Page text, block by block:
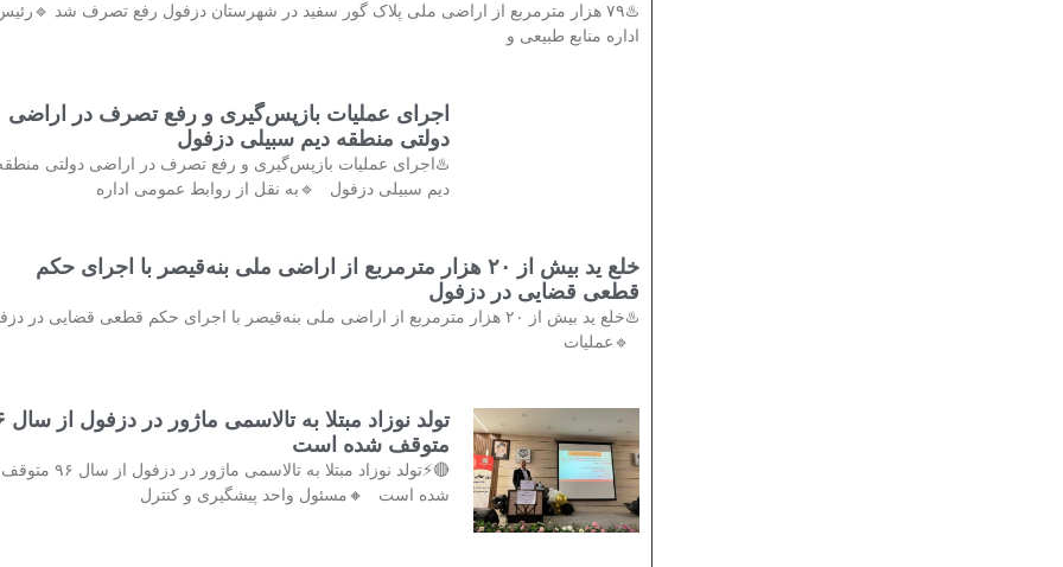
♨️۷۹ هزار مترمربع از اراضی ملی پلاک گور سفید در شهرستان دزفول رفع تصرف شد
اداره منابع طبیعی و
اجرای عملیات بازپس‌گیری و رفع تصرف در اراضی
دولتی منطقه دیم سبیلی دزفول
♨️اجرای عملیات بازپس‌گیری و رفع تصرف در اراضی دولتی
دیم سبیلی دزفول 🔹به نقل از روابط عمومی اداره
خلع ید بیش از ۲۰ هزار مترمربع از اراضی ملی بنه‌قیصر با اجرای حکم
قطعی قضایی در دزفول
♨️خلع ید بیش از ۲۰ هزار مترمربع از اراضی ملی بنه‌قیصر با اجرای حکم قطعی قضایی در
🔹عملیات
تولد
متوقف شده است
🔴⚡تولد نوزاد مبتلا به تالاسمی ماژور در دزفول از سال ۹۶ متوقف
شده است 🔸مسئول واحد پیشگیری و کنترل